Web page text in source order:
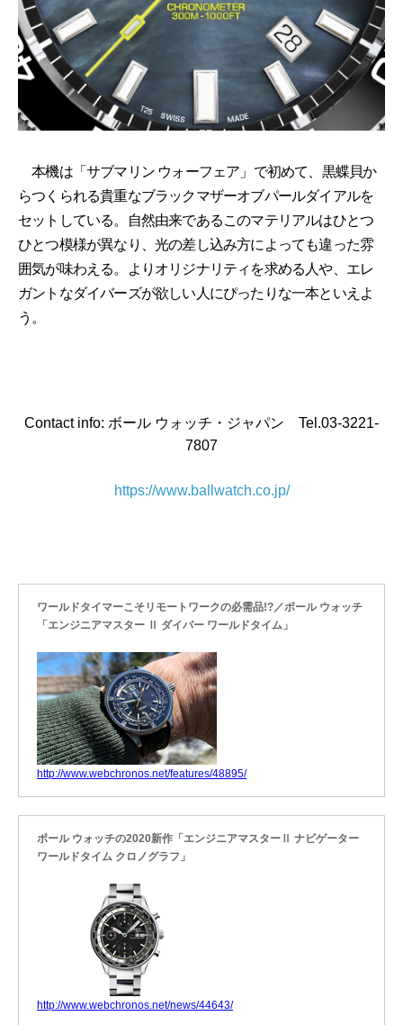
本機は「サブマリン ウォーフェア」で初めて、黒蝶貝か
らつくられる貴重なブラックマザーオブパールダイアルを
セットしている。自然由来であるこのマテリアルはひとつ
ひとつ模様が異なり、光の差し込み方によっても違った雰
囲気が味わえる。よりオリジナリティを求める人や、エレ
ガントなダイバーズが欲しい人にぴったりな一本といえよ
う。
Contact info: ボール ウォッチ・ジャパン Tel.03-3221-
7807
https://www.ballwatch.co.jp/
ワールドタイマーこそリモートワークの必需品!?／ボール ウォッチ
「エンジニアマスター Ⅱ ダイバー ワールドタイム」
http://www.webchronos.net/features/48895/
ボール ウォッチの2020新作「エンジニアマスターⅡ ナビゲーター
ワールドタイム クロノグラフ」
http://www.webchronos.net/news/44643/